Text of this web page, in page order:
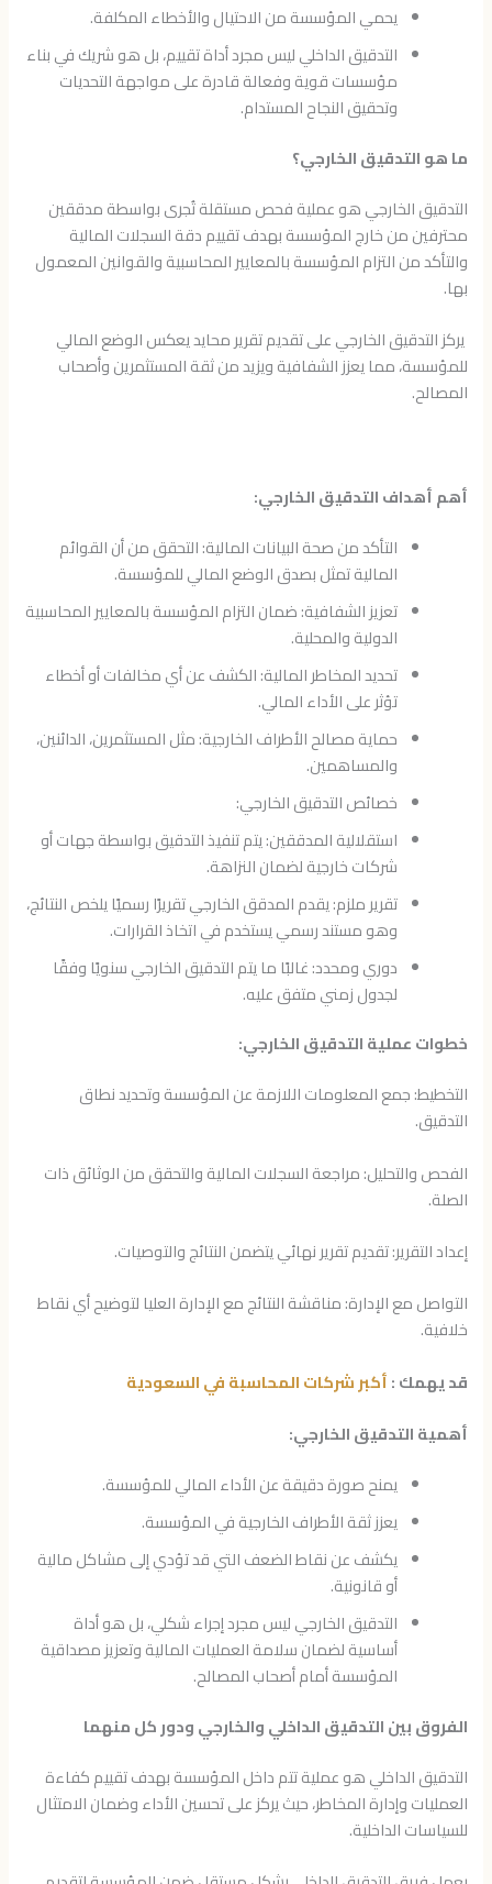
يحمي المؤسسة من الاحتيال والأخطاء المكلفة.
التدقيق الداخلي ليس مجرد أداة تقييم، بل هو شريك في بناء
مؤسسات قوية وفعالة قادرة على مواجهة التحديات
وتحقيق النجاح المستدام.
ما هو التدقيق الخارجي؟
التدقيق الخارجي هو عملية فحص مستقلة تُجرى بواسطة مدققين
محترفين من خارج المؤسسة بهدف تقييم دقة السجلات المالية
والتأكد من التزام المؤسسة بالمعايير المحاسبية والقوانين المعمول
بها.
يركز التدقيق الخارجي على تقديم تقرير محايد يعكس الوضع المالي
للمؤسسة، مما يعزز الشفافية ويزيد من ثقة المستثمرين وأصحاب
المصالح.
أهم أهداف التدقيق الخارجي:
التأكد من صحة البيانات المالية: التحقق من أن القوائم
المالية تمثل بصدق الوضع المالي للمؤسسة.
تعزيز الشفافية: ضمان التزام المؤسسة بالمعايير المحاسبية
الدولية والمحلية.
تحديد المخاطر المالية: الكشف عن أي مخالفات أو أخطاء
تؤثر على الأداء المالي.
حماية مصالح الأطراف الخارجية: مثل المستثمرين، الدائنين،
والمساهمين.
خصائص التدقيق الخارجي:
استقلالية المدققين: يتم تنفيذ التدقيق بواسطة جهات أو
شركات خارجية لضمان النزاهة.
تقرير ملزم: يقدم المدقق الخارجي تقريرًا رسميًا يلخص النتائج،
وهو مستند رسمي يستخدم في اتخاذ القرارات.
دوري ومحدد: غالبًا ما يتم التدقيق الخارجي سنويًا وفقًا
لجدول زمني متفق عليه.
خطوات عملية التدقيق الخارجي:
التخطيط: جمع المعلومات اللازمة عن المؤسسة وتحديد نطاق
التدقيق.
الفحص والتحليل: مراجعة السجلات المالية والتحقق من الوثائق ذات
الصلة.
إعداد التقرير: تقديم تقرير نهائي يتضمن النتائج والتوصيات.
التواصل مع الإدارة: مناقشة النتائج مع الإدارة العليا لتوضيح أي نقاط
خلافية.
قد يهمك :أكبر شركات المحاسبة في السعودية
أهمية التدقيق الخارجي:
يمنح صورة دقيقة عن الأداء المالي للمؤسسة.
يعزز ثقة الأطراف الخارجية في المؤسسة.
يكشف عن نقاط الضعف التي قد تؤدي إلى مشاكل مالية
أو قانونية.
التدقيق الخارجي ليس مجرد إجراء شكلي، بل هو أداة
أساسية لضمان سلامة العمليات المالية وتعزيز مصداقية
المؤسسة أمام أصحاب المصالح.
الفروق بين التدقيق الداخلي والخارجي ودور كل منهما
التدقيق الداخلي هو عملية تتم داخل المؤسسة بهدف تقييم كفاءة
العمليات وإدارة المخاطر، حيث يركز على تحسين الأداء وضمان الامتثال
للسياسات الداخلية.